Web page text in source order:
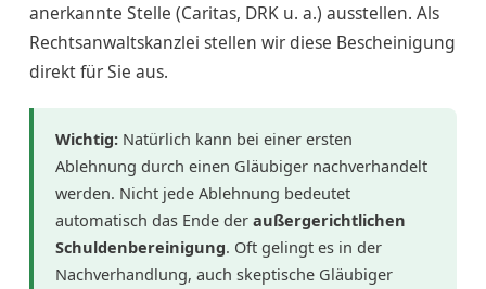
anerkannte Stelle (Caritas, DRK u. a.) ausstellen. Als
Rechtsanwaltskanzlei stellen wir diese Bescheinigung
direkt für Sie aus.
Wichtig: Natürlich kann bei einer ersten
Ablehnung durch einen Gläubiger nachverhandelt
werden. Nicht jede Ablehnung bedeutet
automatisch das Ende der außergerichtlichen
Schuldenbereinigung. Oft gelingt es in der
Nachverhandlung, auch skeptische Gläubiger